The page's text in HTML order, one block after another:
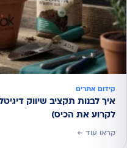
קידום אתרים
לקרוע את הכיס)
קראו עוד ←